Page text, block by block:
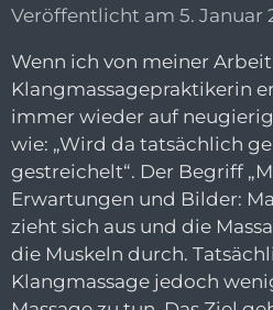
Veröffentlicht am 5. Januar
Wenn ich von meiner
Klangmassagepraktikerin
immer wieder auf
wie: „Wird da tatsächlich
gestreichelt“. Der Begriff
Erwartungen und Bilder:
zieht sich aus und die
die Muskeln durch.
Klangmassage jedoch